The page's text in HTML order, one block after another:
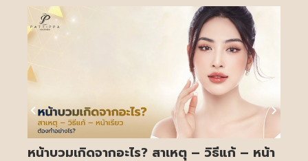
วิธีแก้ – หน้า โปรแกรมรีจูรันใต้ตา ดีจริงไหม? รีวิวผ